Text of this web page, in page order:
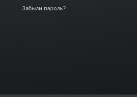
Забыли пароль?